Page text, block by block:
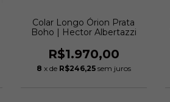
Colar Longo Órion Prata
Boho | Hector Albertazzi
R$1.970,00
8 x de R$246,25 sem juros